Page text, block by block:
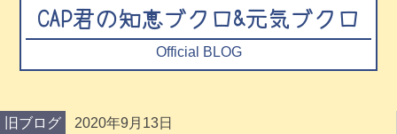
CAP君の知恵ブクロ&元気ブクロ
Official BLOG
旧ブログ 2020年9月13日